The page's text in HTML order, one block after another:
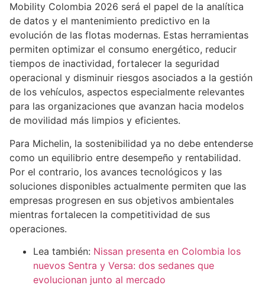
Mobility Colombia 2026 será el papel de la analítica
de datos y el mantenimiento predictivo en la
evolución de las flotas modernas. Estas herramientas
permiten optimizar el consumo energético, reducir
tiempos de inactividad, fortalecer la seguridad
operacional y disminuir riesgos asociados a la gestión
de los vehículos, aspectos especialmente relevantes
para las organizaciones que avanzan hacia modelos
de movilidad más limpios y eficientes.
Para Michelin, la sostenibilidad ya no debe entenderse
como un equilibrio entre desempeño y rentabilidad.
Por el contrario, los avances tecnológicos y las
soluciones disponibles actualmente permiten que las
empresas progresen en sus objetivos ambientales
mientras fortalecen la competitividad de sus
operaciones.
Lea también: Nissan presenta en Colombia los
nuevos Sentra y Versa: dos sedanes que
evolucionan junto al mercado